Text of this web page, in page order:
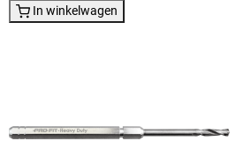
In winkelwagen